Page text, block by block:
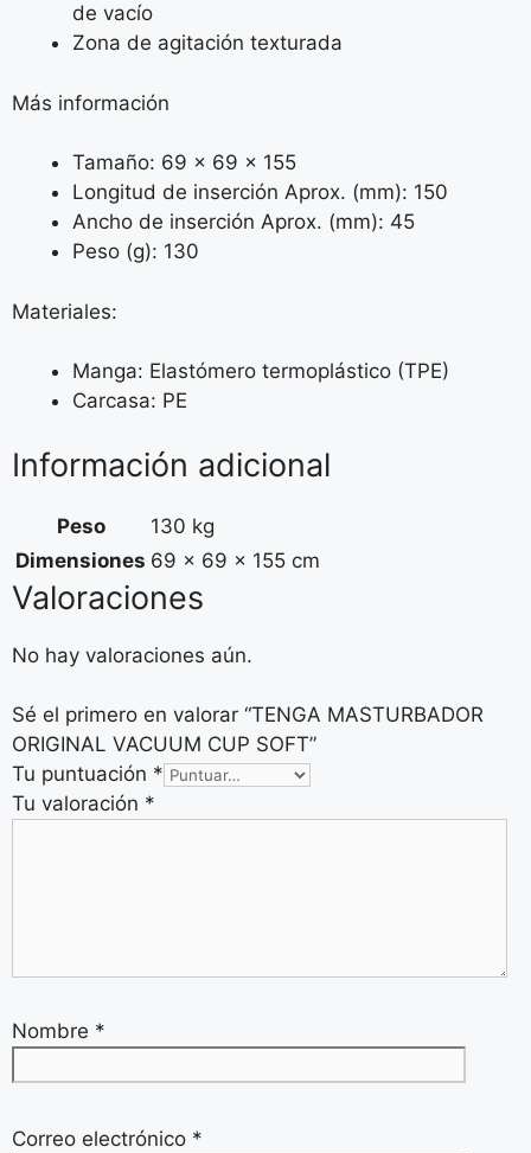
de vacío
Zona de agitación texturada
Más información
Tamaño: 69 × 69 × 155
Longitud de inserción Aprox. (mm): 150
Ancho de inserción Aprox. (mm): 45
Peso (g): 130
Materiales:
Manga: Elastómero termoplástico (TPE)
Carcasa: PE
Información adicional
Peso
130 kg
Dimensiones 69 × 69 × 155 cm
Valoraciones
No hay valoraciones aún.
Sé el primero en valorar “TENGA MASTURBADOR
ORIGINAL VACUUM CUP SOFT”
Tu puntuación *
Tu valoración *
Nombre *
Correo electrónico *